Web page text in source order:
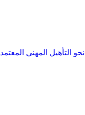
التأهيل المهني المعتمد